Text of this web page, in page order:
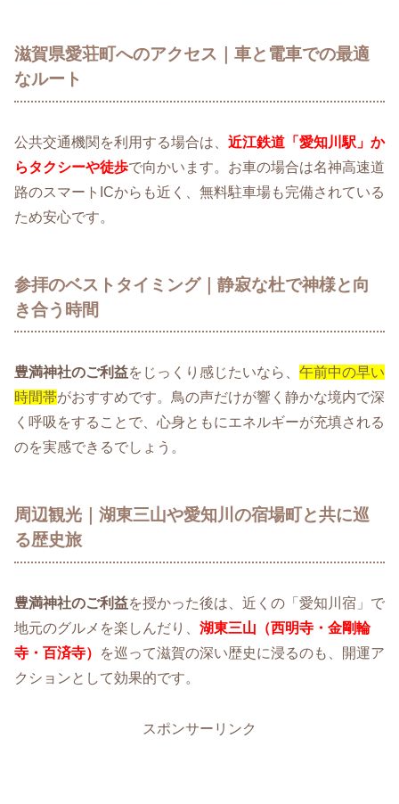
滋賀県愛荘町へのアクセス｜車と電車での最適
なルート
公共交通機関を利用する場合は、 近江鉄道「愛知川駅」か
らタクシーや徒歩で向かいます。お車の場合は名神高速道
路のスマートICからも近く、無料駐車場も完備されている
ため安心です。
参拝のベストタイミング｜静寂な杜で神様と向
き合う時間
豊満神社のご利益をじっくり感じたいなら、 午前中の早い
時間帯がおすすめです。鳥の声だけが響く静かな境内で深
く呼吸をすることで、心身ともにエネルギーが充填される
のを実感できるでしょう。
周辺観光｜湖東三山や愛知川の宿場町と共に巡
る歴史旅
豊満神社のご利益を授かった後は、近くの「愛知川宿」で
地元のグルメを楽しんだり、 湖東三山（西明寺・金剛輪
寺・百済寺）
を巡って滋賀の深い歴史に浸るのも、開運ア
クションとして効果的です。
スポンサーリンク